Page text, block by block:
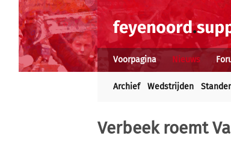
Voorpagina Nieuws
Archief Wedstrijden
Verbeek roemt